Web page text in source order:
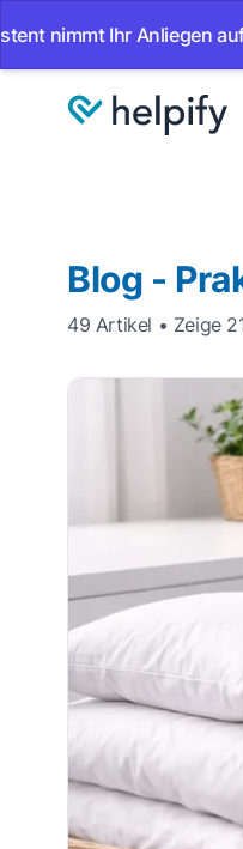
auf – wir melden
Blog -
49 Artikel • Zeige